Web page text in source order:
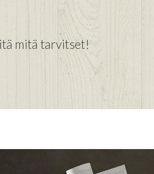
mitä tarvitset!